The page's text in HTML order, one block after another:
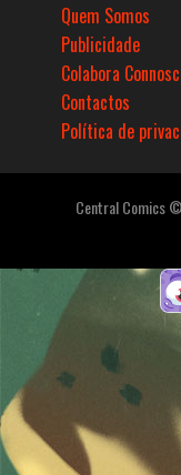
Quem Somos
Publicidade
Colabora
Contactos
Política de
Central Comics